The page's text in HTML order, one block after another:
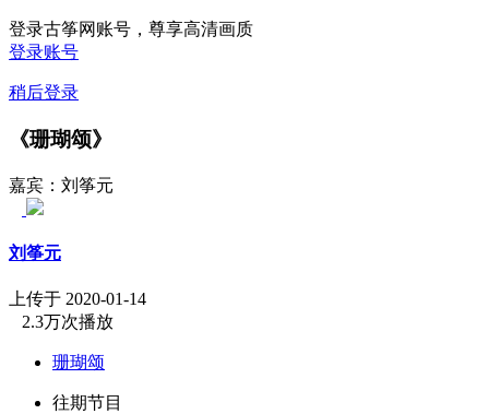
登录古筝网账号，尊享高清画质
登录账号
稍后登录
《珊瑚颂》
嘉宾：刘筝元
刘筝元
上传于 2020-01-14
2.3万次播放
珊瑚颂
往期节目